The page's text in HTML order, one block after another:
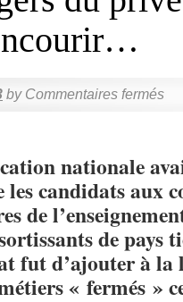
by Commentaires fermés
nationale
candidats aux
de
de pays
fut d’ajouter à
« fermés »